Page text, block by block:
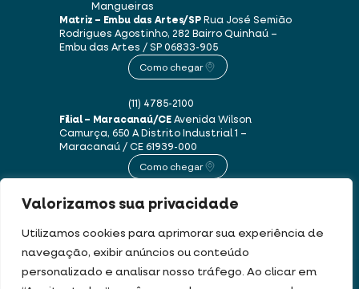
Valorizamos sua privacidade
Utilizamos cookies para aprimorar sua experiência de
navegação, exibir anúncios ou conteúdo
personalizado e analisar nosso tráfego. Ao clicar em
Mangueiras
Matriz – Embu das Artes/SPRua José Semião
Rodrigues Agostinho, 282 Bairro Quinhaú –
Embu das Artes / SP06833-905
Como chegar
(11) 4785-2100
Filial – Maracanaú/CEAvenida Wilson
Camurça, 650 ADistrito Industrial 1 –
Maracanaú / CE61939-000
Como chegar
(85) 3250-1235
Este site usa cookies e dados pessoais de acordo com os nossosTermos de Uso e